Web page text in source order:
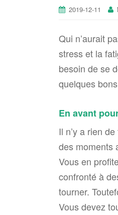
2019-12-11
Qui n’aurait
stress et la
besoin de se
quelques
En avant
Il n’y a rien
des moments
Vous en
confronté à
tourner.
Vous devez